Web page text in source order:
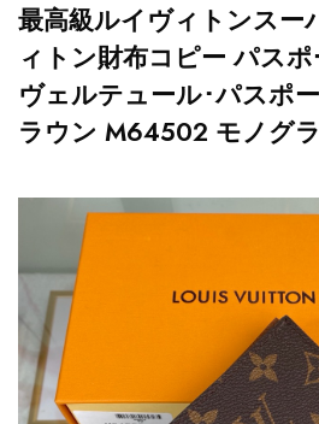
最高級ルイヴィトンスー
ィトン財布コピー パス
ヴェルテュール･パスポ
ラウン M64502 モノグ